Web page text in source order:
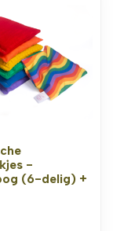
-
(6-delig) +